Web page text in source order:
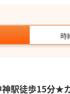
時
駅徒歩15分★